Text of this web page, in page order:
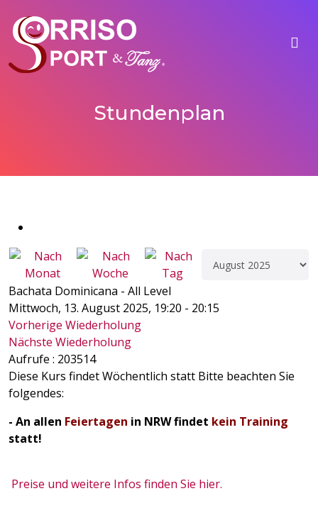
Stundenplan
Bachata Dominicana - All Level
Mittwoch, 13. August 2025, 19:20 - 20:15
Vorherige Wiederholung
Nächste Wiederholung
Aufrufe : 203514
Diese Kurs findet Wöchentlich statt Bitte beachten Sie
folgendes:
- An allen Feiertagen in NRW findet kein Training
statt!
Preise und weitere Infos finden Sie hier.